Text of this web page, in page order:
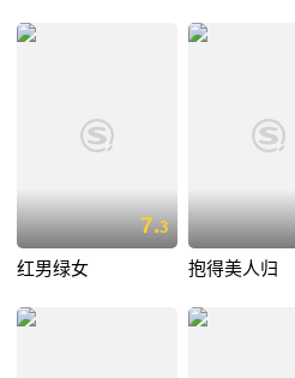
7.3
红男绿女 抱得美人归